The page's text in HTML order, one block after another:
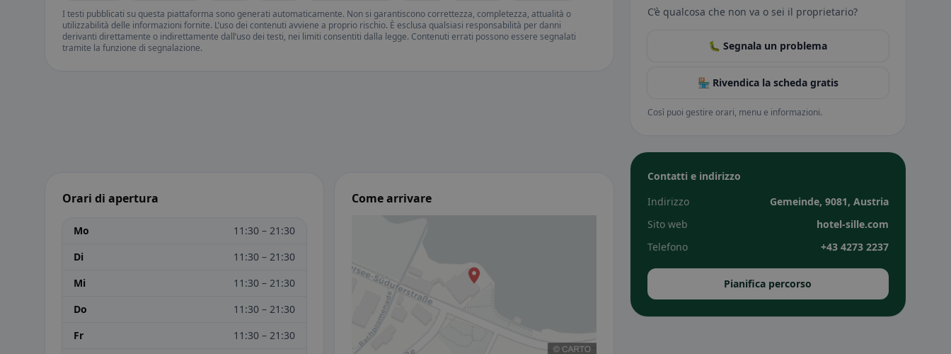
I testi pubblicati su questa piattaforma sono generati automaticamente. Non si garantiscono correttezza, completezza, attualità o
utilizzabilità delle informazioni fornite. L’uso dei contenuti avviene a proprio rischio. È esclusa qualsiasi responsabilità per danni
derivanti direttamente o indirettamente dall’uso dei testi, nei limiti consentiti dalla legge. Contenuti errati possono essere segnalati
tramite la funzione di segnalazione.
Orari di apertura
Mo
11:30 – 21:30
Di
11:30 – 21:30
Mi
11:30 – 21:30
Do
11:30 – 21:30
Fr
11:30 – 21:30
Come arrivare
C’è qualcosa che non va o sei il proprietario?
🐛 Segnala un problema
🏪 Rivendica la scheda gratis
Così puoi gestire orari, menu e informazioni.
Contatti e indirizzo
Indirizzo
Gemeinde, 9081, Austria
Sito web
hotel-sille.com
Telefono
+43 4273 2237
Pianifica percorso